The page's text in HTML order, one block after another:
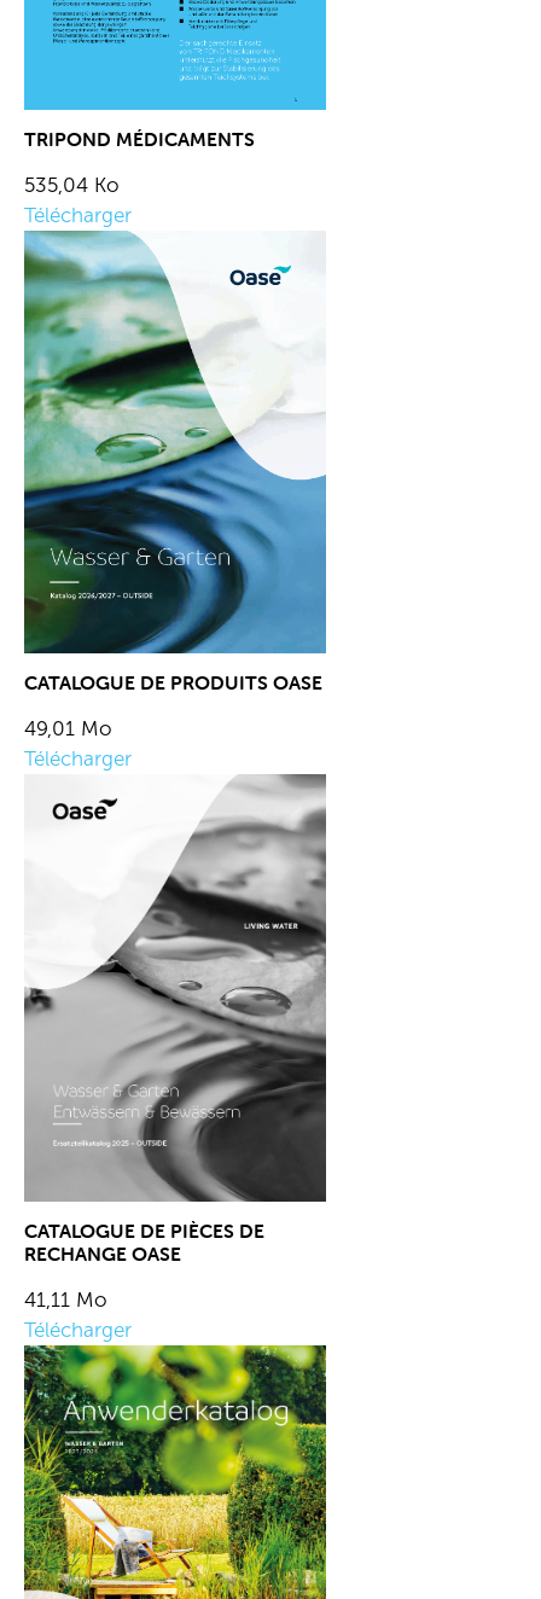
TRIPOND MÉDICAMENTS
535,04 Ko
Télécharger
CATALOGUE DE PRODUITS OASE
49,01 Mo
Télécharger
CATALOGUE DE PIÈCES DE
RECHANGE OASE
41,11 Mo
Télécharger